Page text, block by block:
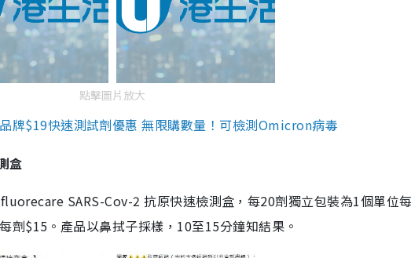
點擊圖片放大
牌$19快速測試劑優惠 無限購數量！可檢測Omicron病毒
盒
SARS-Cov-2 抗原快速檢測盒，每20劑獨立包裝為1個單位
劑$15。產品以鼻拭子採樣，10至15分鐘知結果。